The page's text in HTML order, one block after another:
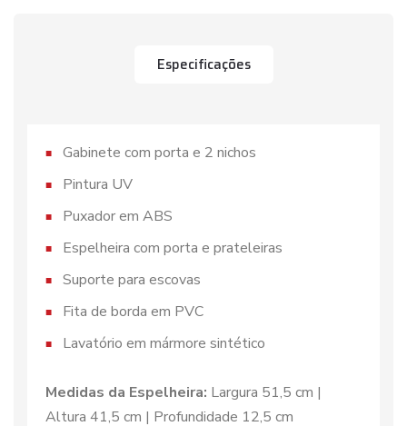
Especificações
Gabinete com porta e 2 nichos
Pintura UV
Puxador em ABS
Espelheira com porta e prateleiras
Suporte para escovas
Fita de borda em PVC
Lavatório em mármore sintético
Medidas da Espelheira: Largura 51,5 cm |
Altura 41,5 cm | Profundidade 12,5 cm